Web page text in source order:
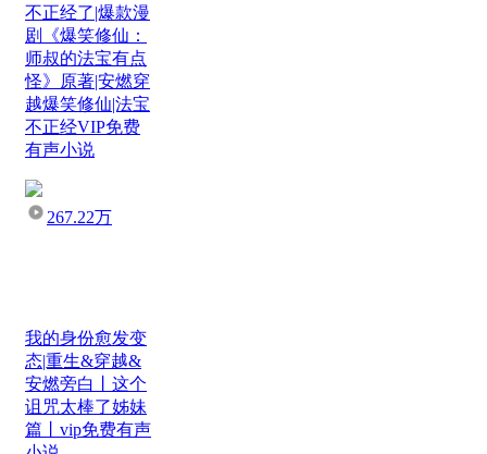
不正经了|爆款漫
剧《爆笑修仙：
师叔的法宝有点
怪》原著|安燃穿
越爆笑修仙|法宝
不正经VIP免费
有声小说
267.22万
我的身份愈发变
态|重生&穿越&
安燃旁白丨这个
诅咒太棒了姊妹
篇丨vip免费有声